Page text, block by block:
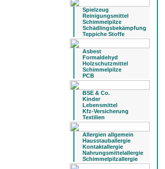
Spielzeug
Reinigungsmittel
Schimmelpilze
Schädlingsbekämpfung
Teppiche Stoffe
Asbest
Formaldehyd
Holzschutzmittel
Schimmelpilze
PCB
BSE & Co.
Kinder
Lebensmittel
Kfz-Versicherung
Textilien
Allergien allgemein
Hausstauballergie
Kontaktallergie
Nahrungsmittelallergie
Schimmelpilzallergie